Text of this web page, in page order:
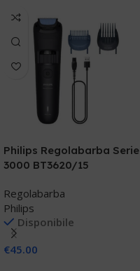
Philips Regolabarba Serie
3000 BT3620/15
Regolabarba
Philips
Disponibile
€45.00